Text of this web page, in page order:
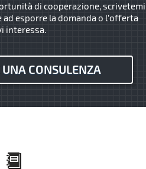
di cooperazione, scrivetemi
esporre la domanda o l’offerta
interessa.
UNA CONSULENZA